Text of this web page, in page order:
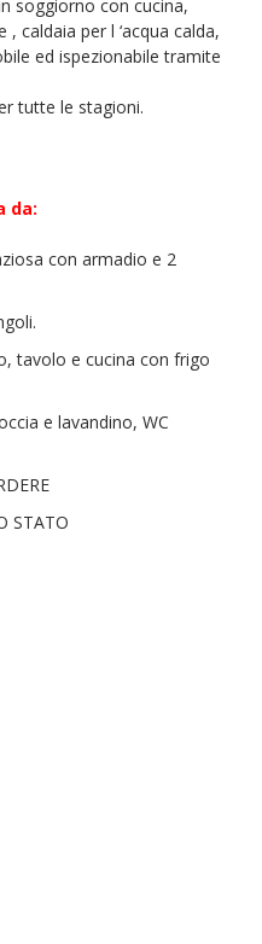
soggiorno con cucina,
caldaia per l ‘acqua calda,
ed ispezionabile tramite
tutte le stagioni.
da:
con armadio e 2
tavolo e cucina con frigo
e lavandino, WC
STATO